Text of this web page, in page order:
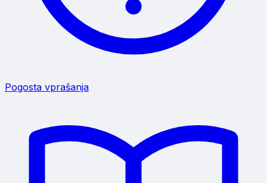
Pogosta vprašanja